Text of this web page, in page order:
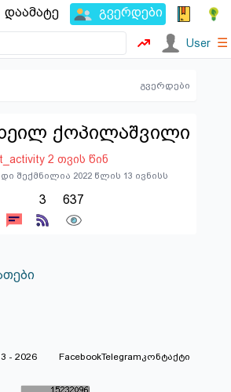
დაამატე გვერდები
User ☰
გვერდები
ქოპილაშვილი
2 თვის წინ
შექმნილია 2022 წლის 13 ივნისს
3 637
- 2026 FacebookTelegramკონტაქტი